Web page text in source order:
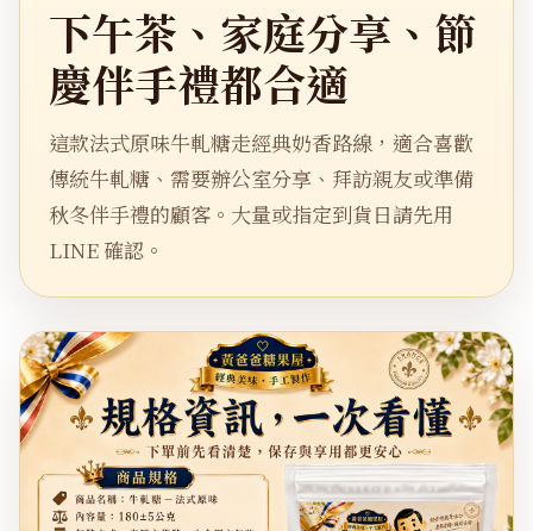
下午茶、家庭分享、節
慶伴手禮都合適
這款法式原味牛軋糖走經典奶香路線，適合喜歡
傳統牛軋糖、需要辦公室分享、拜訪親友或準備
秋冬伴手禮的顧客。大量或指定到貨日請先用
LINE 確認。